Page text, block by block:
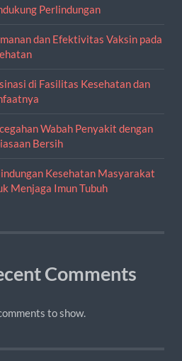
Perlindungan
dan Efektivitas Vaksin pada
di Fasilitas Kesehatan dan
Wabah Penyakit dengan
Bersih
Kesehatan Masyarakat
Menjaga Imun Tubuh
Comments
to show.